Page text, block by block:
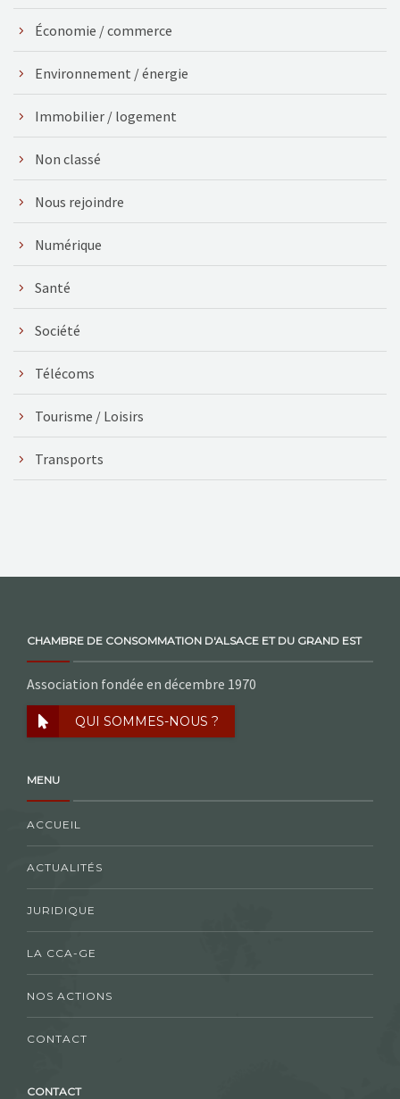
Économie / commerce
Environnement / énergie
Immobilier / logement
Non classé
Nous rejoindre
Numérique
Santé
Société
Télécoms
Tourisme / Loisirs
Transports
CHAMBRE DE CONSOMMATION D'ALSACE ET DU GRAND EST
Association fondée en décembre 1970
QUI SOMMES-NOUS ?
MENU
ACCUEIL
ACTUALITÉS
JURIDIQUE
LA CCA-GE
NOS ACTIONS
CONTACT
CONTACT